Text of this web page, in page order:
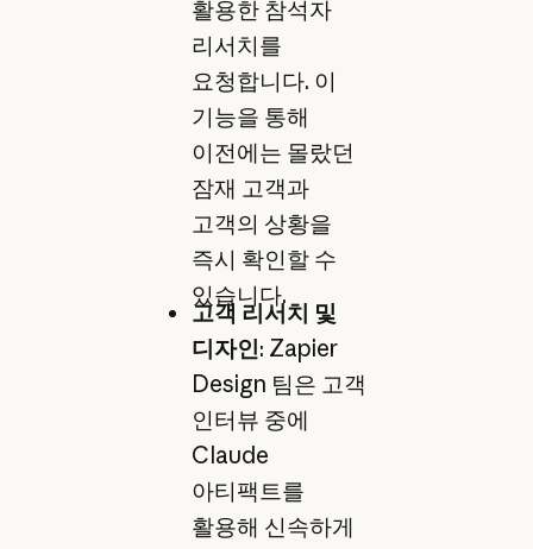
활용한 참석자
리서치를
요청합니다. 이
기능을 통해
이전에는 몰랐던
잠재 고객과
고객의 상황을
즉시 확인할 수
있습니다.
고객 리서치 및
디자인: Zapier
Design 팀은 고객
인터뷰 중에
Claude
아티팩트를
활용해 신속하게